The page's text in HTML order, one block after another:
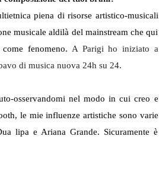
piena di risorse artistico-musicali
musicale aldilà del mainstream che qui
fenomeno. A Parigi ho iniziato a
di musica nuova 24h su 24.
osservandomi nel modo in cui creo e
le mie influenze artistiche sono varie
lipa e Ariana Grande. Sicuramente è